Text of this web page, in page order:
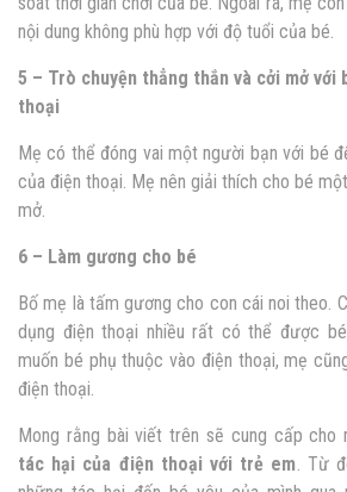
nội dung không phù hợp với độ tuổi của bé.
5 – Trò chuyện thẳng thắn và cởi mở với
thoại
Mẹ có thể đóng vai một người bạn với bé
của điện thoại. Mẹ nên giải thích cho bé
mở.
6 – Làm gương cho bé
Bố mẹ là tấm gương cho con cái noi theo.
dụng điện thoại nhiều rất có thể được
muốn bé phụ thuộc vào điện thoại, mẹ
điện thoại.
Mong rằng bài viết trên sẽ cung cấp cho
tác hại của điện thoại với trẻ em. Từ